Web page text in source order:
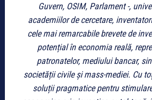
Guvern, OSIM, Parlament -,
academiilor de cercetare,
cele mai remarcabile brevete de
potențial în economia reală,
patronatelor, mediului bancar,
societății civile și mass-mediei. Cu
soluții pragmatice pentru